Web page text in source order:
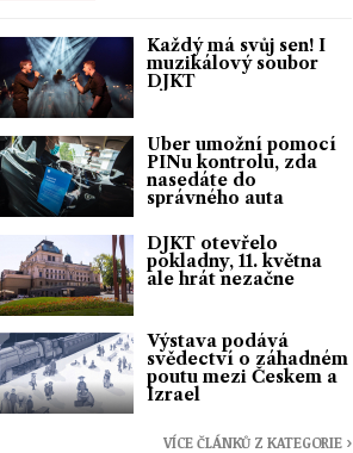
Každý má svůj sen! I
muzikálový soubor
DJKT
Uber umožní pomocí
PINu kontrolu, zda
nasedáte do
správného auta
DJKT otevřelo
pokladny, 11. května
ale hrát nezačne
Výstava podává
svědectví o záhadném
poutu mezi Českem a
Izrael
VÍCE ČLÁNKŮ Z KATEGORIE ›